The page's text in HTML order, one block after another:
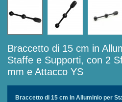
Braccetto di 15 cm in
Staffe e Supporti, con 2
mm e Attacco YS
Braccetto di 15 cm in Alluminio per